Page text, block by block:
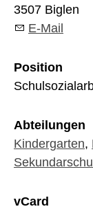
3507 Biglen
E-Mail
Position
Abteilungen
Kindergarten,
vCard